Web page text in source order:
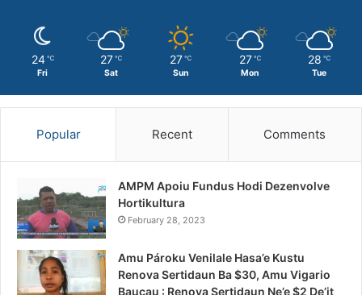
24 ℃
Fri
27 ℃
Sat
27 ℃
Sun
27 ℃
Mon
28 ℃
Tue
Popular Recent Comments
AMPM Apoiu Fundus Hodi Dezenvolve
Hortikultura
February 28, 2023
Amu Pároku Venilale Hasa’e Kustu
Renova Sertidaun Ba $30, Amu Vigario
Baucau : Renova Sertidaun Ne’e $2 De’it